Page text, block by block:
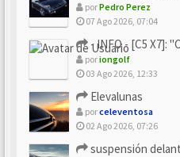
porPedro Perez
07 Ago 2026, 07:04
- INFO - [C5 X7]:
poriongolf
03 Ago 2026, 12:33
Elevalunas
porceleventosa
02 Ago 2026, 07:26
suspensión